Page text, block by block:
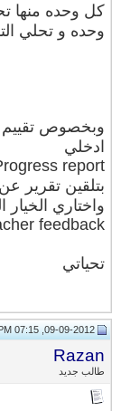
كل وحده منها
وحده و تحلي
وبخصوص تقييم
ادخلي
Progress report
بتلقين تقرير
واختاري الخيار
feedback
تحياتي
09-09-2012, 07:15 PM
Razan
طالب جديد